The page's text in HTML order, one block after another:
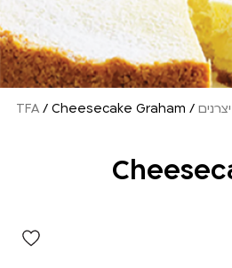
יצרנים /
TFA/ Cheesecake Graham